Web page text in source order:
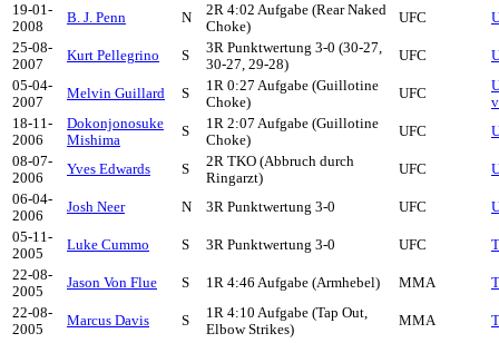
19-01-
2008
B. J. Penn N
2R 4:02 Aufgabe (Rear Naked
Choke)
UFC
25-08-
2007
Kurt Pellegrino S
3R Punktwertung 3-0 (30-27,
30-27, 29-28)
UFC
05-04-
2007
Melvin Guillard S
1R 0:27 Aufgabe (Guillotine
Choke)
UFC
18-11-
2006
Dokonjonosuke
Mishima
S
1R 2:07 Aufgabe (Guillotine
Choke)
UFC
08-07-
2006
Yves Edwards S
2R TKO (Abbruch durch
Ringarzt)
UFC
06-04-
2006
Josh Neer N 3R Punktwertung 3-0 UFC
05-11-
2005
Luke Cummo S 3R Punktwertung 3-0 UFC
22-08-
2005
Jason Von Flue S 1R 4:46 Aufgabe (Armhebel) MMA
22-08-
2005
Marcus Davis S
1R 4:10 Aufgabe (Tap Out,
Elbow Strikes)
MMA